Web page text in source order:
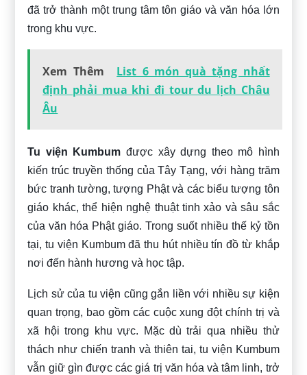
đã trở thành một trung tâm tôn giáo và văn hóa lớn
trong khu vực.
Xem Thêm
List 6 món quà tặng nhất
định phải mua khi đi tour du lịch Châu
Âu
Tu viện Kumbum được xây dựng theo mô hình
kiến trúc truyền thống của Tây Tạng, với hàng trăm
bức tranh tường, tượng Phật và các biểu tượng tôn
giáo khác, thể hiện nghệ thuật tinh xảo và sâu sắc
của văn hóa Phật giáo. Trong suốt nhiều thế kỷ tồn
tại, tu viện Kumbum đã thu hút nhiều tín đồ từ khắp
nơi đến hành hương và học tập.
Lịch sử của tu viện cũng gắn liền với nhiều sự kiện
quan trọng, bao gồm các cuộc xung đột chính trị và
xã hội trong khu vực. Mặc dù trải qua nhiều thử
thách như chiến tranh và thiên tai, tu viện Kumbum
vẫn giữ gìn được các giá trị văn hóa và tâm linh, trở